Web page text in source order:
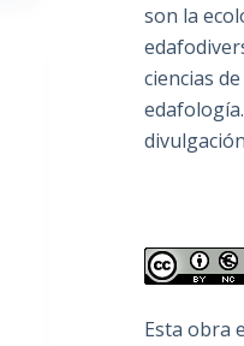
son la
ciencias
Esta obra